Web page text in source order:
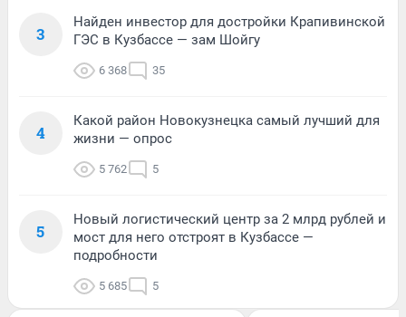
3
Найден инвестор для достройки Крапивинской
ГЭС в Кузбассе — зам Шойгу
6 368 35
4
Какой район Новокузнецка самый лучший для
жизни — опрос
5 762 5
5
Новый логистический центр за 2 млрд рублей и
мост для него отстроят в Кузбассе —
подробности
5 685 5